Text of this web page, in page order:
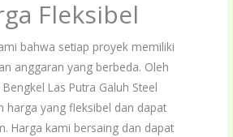
Fleksibel
bahwa setiap proyek memiliki
anggaran yang berbeda. Oleh
Las Putra Galuh Steel
harga yang fleksibel dan dapat
Harga kami bersaing dan dapat